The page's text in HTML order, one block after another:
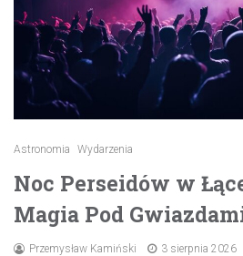
Astronomia Wydarzenia
Noc Perseidów w
Magia Pod
Przemysław Kamiński 3 sierpnia 2026